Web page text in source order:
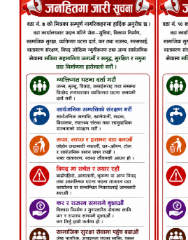
शे–फोक्सुण्डो गाउँपालिकाकाे
त्रिपुरासुन्दरी
जगदुल्ला गाउँपालिकाले
डोल्पाकाे भेत्तीमा अवैध
राष्ट्रिय पोषण लेखाजोखा
दुनै नयाँ सहर निर्माणमा
जगदुल्ला–ए जलविद्युत्
कृषि, स्वास्थ्य, शिक्षा,